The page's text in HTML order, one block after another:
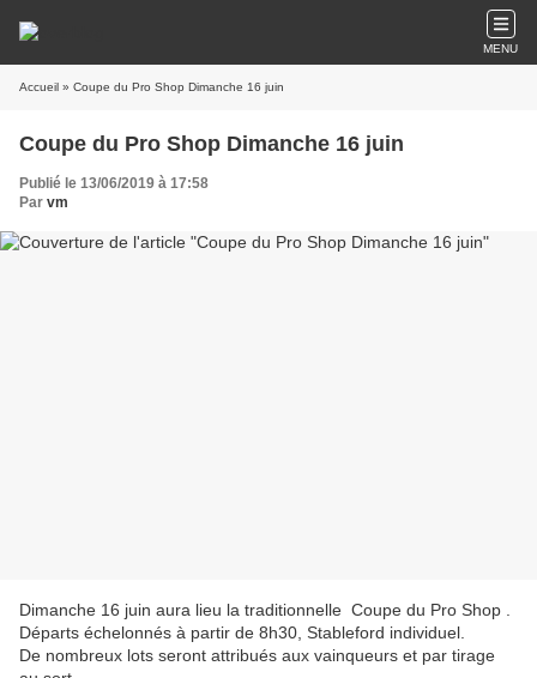
MENU
Accueil » Coupe du Pro Shop Dimanche 16 juin
Coupe du Pro Shop Dimanche 16 juin
Publié le 13/06/2019 à 17:58
Par vm
Dimanche 16 juin aura lieu la traditionnelle Coupe du Pro Shop .
Départs échelonnés à partir de 8h30, Stableford individuel.
De nombreux lots seront attribués aux vainqueurs et par tirage